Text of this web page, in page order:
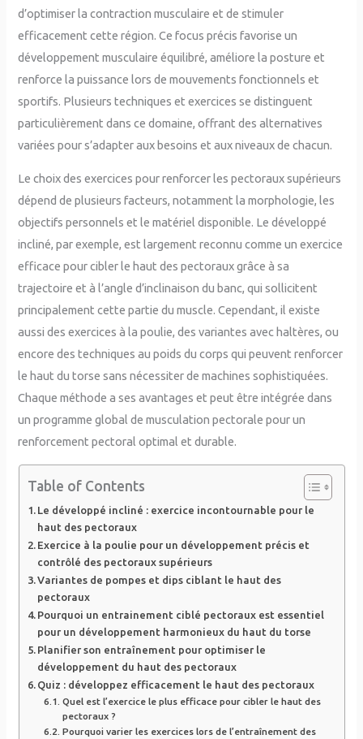
d’optimiser la contraction musculaire et de stimuler
efficacement cette région. Ce focus précis favorise un
développement musculaire équilibré, améliore la posture et
renforce la puissance lors de mouvements fonctionnels et
sportifs. Plusieurs techniques et exercices se distinguent
particulièrement dans ce domaine, offrant des alternatives
variées pour s’adapter aux besoins et aux niveaux de chacun.
Le choix des exercices pour renforcer les pectoraux supérieurs
dépend de plusieurs facteurs, notamment la morphologie, les
objectifs personnels et le matériel disponible. Le développé
incliné, par exemple, est largement reconnu comme un exercice
efficace pour cibler le haut des pectoraux grâce à sa
trajectoire et à l’angle d’inclinaison du banc, qui sollicitent
principalement cette partie du muscle. Cependant, il existe
aussi des exercices à la poulie, des variantes avec haltères, ou
encore des techniques au poids du corps qui peuvent renforcer
le haut du torse sans nécessiter de machines sophistiquées.
Chaque méthode a ses avantages et peut être intégrée dans
un programme global de musculation pectorale pour un
renforcement pectoral optimal et durable.
Table of Contents
Le développé incliné : exercice incontournable pour le
haut des pectoraux
Exercice à la poulie pour un développement précis et
contrôlé des pectoraux supérieurs
Variantes de pompes et dips ciblant le haut des
pectoraux
Pourquoi un entrainement ciblé pectoraux est essentiel
pour un développement harmonieux du haut du torse
Planifier son entraînement pour optimiser le
développement du haut des pectoraux
Quiz : développez efficacement le haut des pectoraux
Quel est l’exercice le plus efficace pour cibler le haut des
pectoraux ?
Pourquoi varier les exercices lors de l’entraînement des